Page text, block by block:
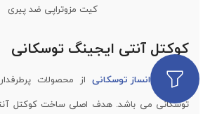
کیت مزوتراپی ضد پیری
کوکتل آنتی ایجینگ توسکانی
کوکتل جوانساز توسکانی از محصولات
توسکانی می باشد. هدف اصلی ساخت کوکتل